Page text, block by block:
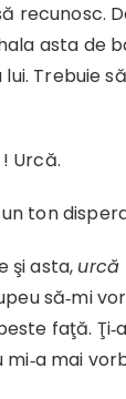
recunosc.
asta de
lui. Trebuie
Urcă.
ton
şi asta, urcă
să‑mi
faţă.
mi‑a mai